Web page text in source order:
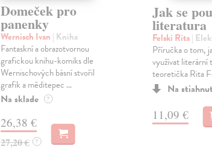
Domeček pro
panenky
Wernisch Ivan | Kniha
Fantaskní a obrazotvornou
grafickou knihu-komiks dle
Wernischových básní stvořil
grafik a měditepec ...
Na sklade ?
26,38 €
27,20 € ?
Jak se
literatura
Felski Rita|
Příručka o tom,
využívat literární
teoretička Rita
Na
11,09 €